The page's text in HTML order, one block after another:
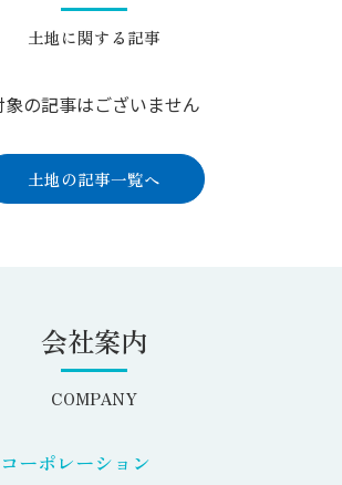
土地に関する記事
象の記事はございません
土地の記事一覧へ
会社案内
COMPANY
ーポレーション